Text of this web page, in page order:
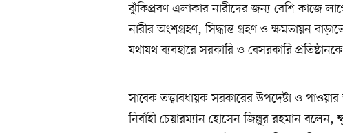
ঝুঁকিপ্রবণ এলাকার নারীদের জন্য বেশি কাজে
নারীর অংশগ্রহণ, সিদ্ধান্ত গ্রহণ ও ক্ষমতায়ন
যথাযথ ব্যবহারে সরকারি ও বেসরকারি
সাবেক তত্ত্বাবধায়ক সরকারের উপদেষ্টা ও পাওয়ার
নির্বাহী চেয়ারম্যান হোসেন জিল্লুর রহমান